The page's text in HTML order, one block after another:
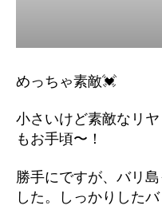
めっちゃ素敵💓
小さいけど素敵なリ
もお手頃〜！
勝手にですが、バリ
した。しっかりした